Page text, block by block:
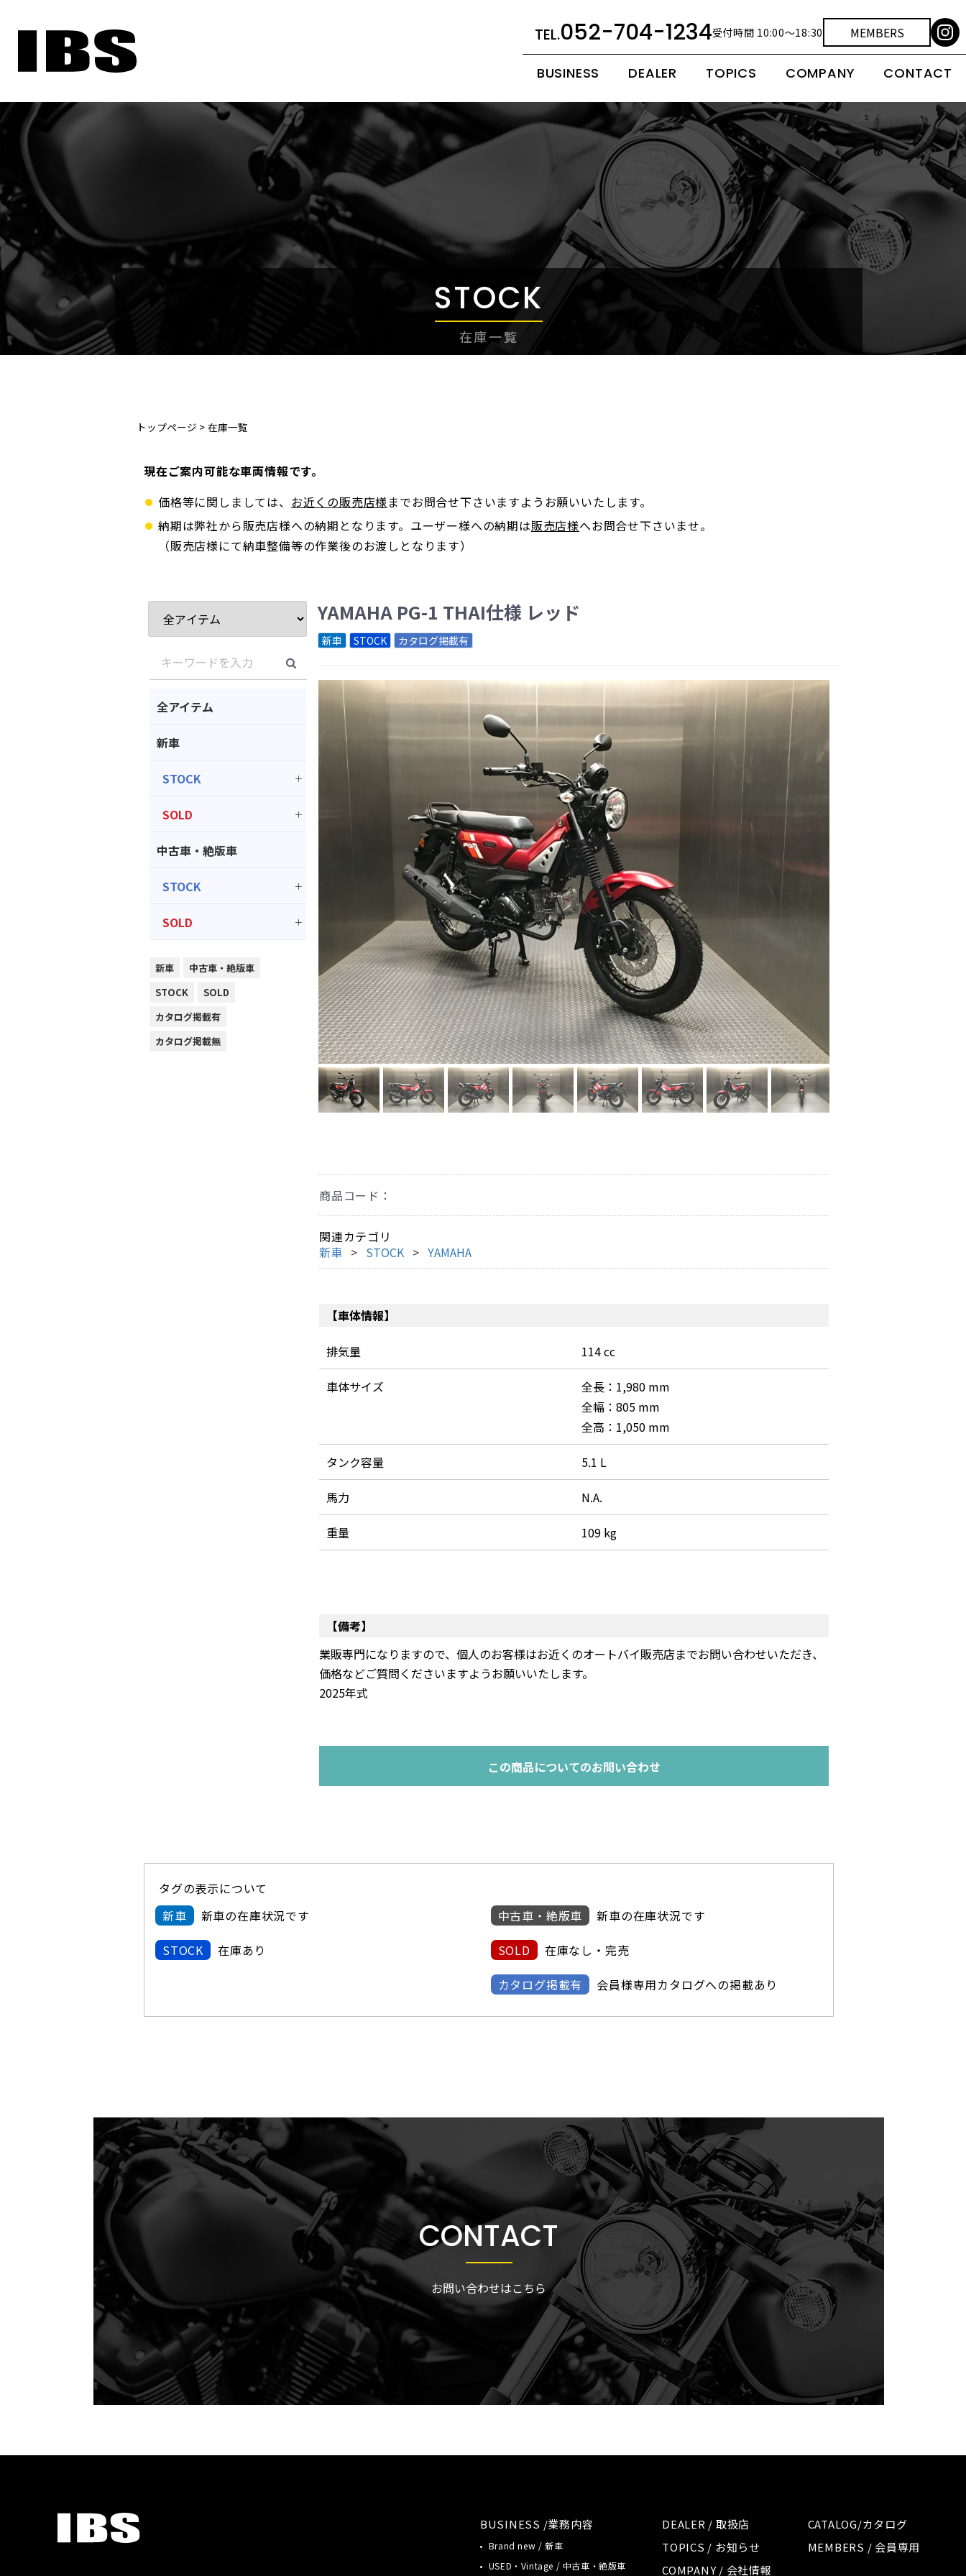
STOCK
在庫一覧
トップページ > 在庫一覧
現在ご案内可能な車両情報です。
価格等に関しましては、 お近くの販売店様までお問合せ下さいますようお願いいたします。
納期は弊社から販売店様への納期となります。ユーザー様への納期は販売店様へお問合せ下さいませ。
（販売店様にて納車整備等の作業後のお渡しとなります）
全アイテム
新車
STOCK
SOLD
中古車・絶版車
STOCK
SOLD
新車
中古車・絶版車
STOCK
SOLD
カタログ掲載有
カタログ掲載無
YAMAHA PG-1 THAI仕様 レッド
新車 STOCK カタログ掲載有
商品コード：
関連カテゴリ
新車
STOCK YAMAHA
【車体情報】
排気量 114 cc
車体サイズ
全長：1,980 mm
全幅：805 mm
全高：1,050 mm
タンク容量 5.1 L
馬力 N.A.
重量 109 kg
【備考】
業販専門になりますので、個人のお客様はお近くのオートバイ販売店までお問い合わせいただき、
価格などご質問くださいますようお願いいたします。
2025年式
この商品についてのお問い合わせ
タグの表示について
新車
新車の在庫状況です 中古車・絶版車
新車の在庫状況です
STOCK
在庫あり SOLD
在庫なし・完売
カタログ掲載有
会員様専用カタログへの掲載あり
CONTACT
お問い合わせはこちら
BUSINESS /業務内容
Brand new / 新車
USED・Vintage / 中古車・絶版車
DEALER / 取扱店
TOPICS / お知らせ
COMPANY / 会社情報
CATALOG/カタログ
MEMBERS / 会員専用
052-704-1234受付時間 10:00～18:30 MEMBERS
BUSINESS DEALER TOPICS COMPANY CONTACT